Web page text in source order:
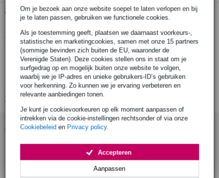
Om je bezoek aan onze website soepel te laten verlopen en bij
je te laten passen, gebruiken we functionele cookies.
Als je toestemming geeft, plaatsen we daarnaast voorkeurs-,
statistische en marketingcookies, samen met onze 15 partners
(sommige bevinden zich buiten de EU, waaronder de
Verenigde Staten). Deze cookies stellen ons in staat om je
surfgedrag op en mogelijk buiten onze website te volgen,
waarbij we je IP-adres en unieke gebruikers-ID’s gebruiken
voor herkenning. Zo kunnen we je ervaring verbeteren en
relevante aanbiedingen tonen.
Je kunt je cookievoorkeuren op elk moment aanpassen of
intrekken via de cookie-instellingen rechtsonder of via onze
Cookiebeleid en Privacy policy.
Aanpassen
Accepteren
Gratis ophalen in de winkel
Productinformatie
hoogte: 115 mm
breedte: 420 mm
lengte: 380 mm
Bekijk alle productspecificaties
Accessoires (6)